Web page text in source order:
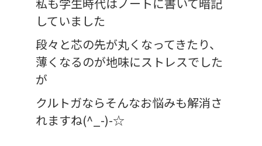
していました
段々と芯の先が丸くなってきたり、
薄くなるのが地味にストレスでした
が
クルトガならそんなお悩みも解消さ
れますね(^_-)-☆